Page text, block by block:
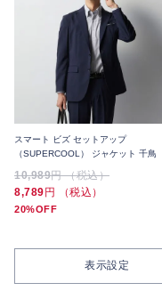
スマート ビズ セットアップ
（SUPERCOOL） ジャケット 千鳥
10,989円 （税込）
8,789 円 （税込）
20%OFF
表示設定